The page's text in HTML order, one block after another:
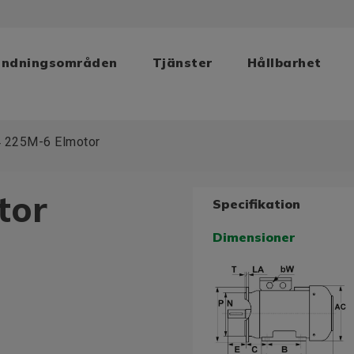
Tjänster Hållbarhet
6 Elmotor
Specifikation
Dimensioner